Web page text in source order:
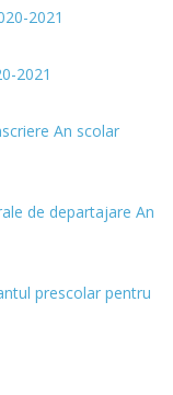
2021
2021
An scolar
de departajare An
prescolar pentru